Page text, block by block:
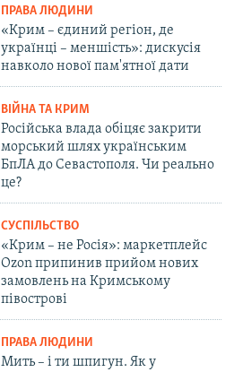
ПРАВА ЛЮДИНИ
«Крим – єдиний регіон, де
українці – меншість»: дискусія
навколо нової пам'ятної дати
ВІЙНА ТА КРИМ
Російська влада обіцяє закрити
морський шлях українським
БпЛА до Севастополя. Чи реально
це?
СУСПІЛЬСТВО
«Крим – не Росія»: маркетплейс
Ozon припинив прийом нових
замовлень на Кримському
півострові
ПРАВА ЛЮДИНИ
Мить – і ти шпигун. Як у